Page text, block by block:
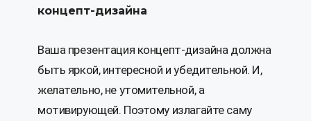
концепт-дизайна
Ваша презентация концепт-дизайна должна
быть яркой, интересной и убедительной. И,
желательно, не утомительной, а
мотивирующей. Поэтому излагайте саму